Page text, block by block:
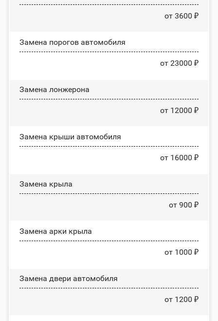
от 3600 ₽
Замена порогов автомобиля
от 23000 ₽
Замена лонжерона
от 12000 ₽
Замена крыши автомобиля
от 16000 ₽
Замена крыла
от 900 ₽
Замена арки крыла
от 1000 ₽
Замена двери автомобиля
от 1200 ₽